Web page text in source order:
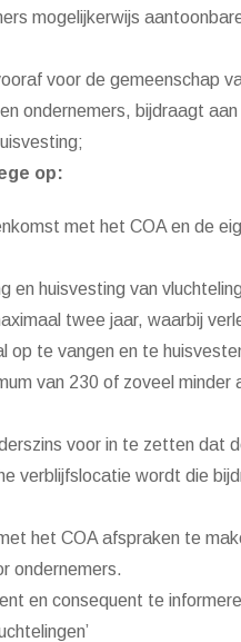
mogelijkerwijs
voor de gemeenschap
ondernemers, bijdraagt
op:
met het COA en de
en huisvesting van
twee jaar, waarbij
op te vangen en te
van 230 of zoveel
voor in te zetten dat
verblijfslocatie wordt die
het COA afspraken te
ondernemers.
en consequent te